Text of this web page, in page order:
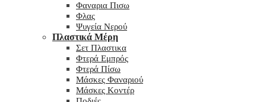
Φαναρια Πισω
Φλας
Ψυγεία Νερού
Πλαστικά Μέρη
Σετ Πλαστικα
Φτερά Εμπρός
Φτερά Πίσω
Μάσκες Φαναριού
Μάσκες Κοντέρ